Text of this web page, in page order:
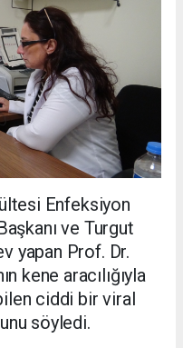
Enfeksiyon
ve Turgut
yapan Prof. Dr.
kene aracılığıyla
ciddi bir viral
söyledi.